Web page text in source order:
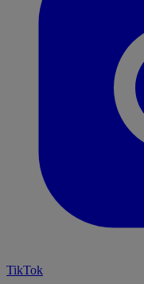
TikTok